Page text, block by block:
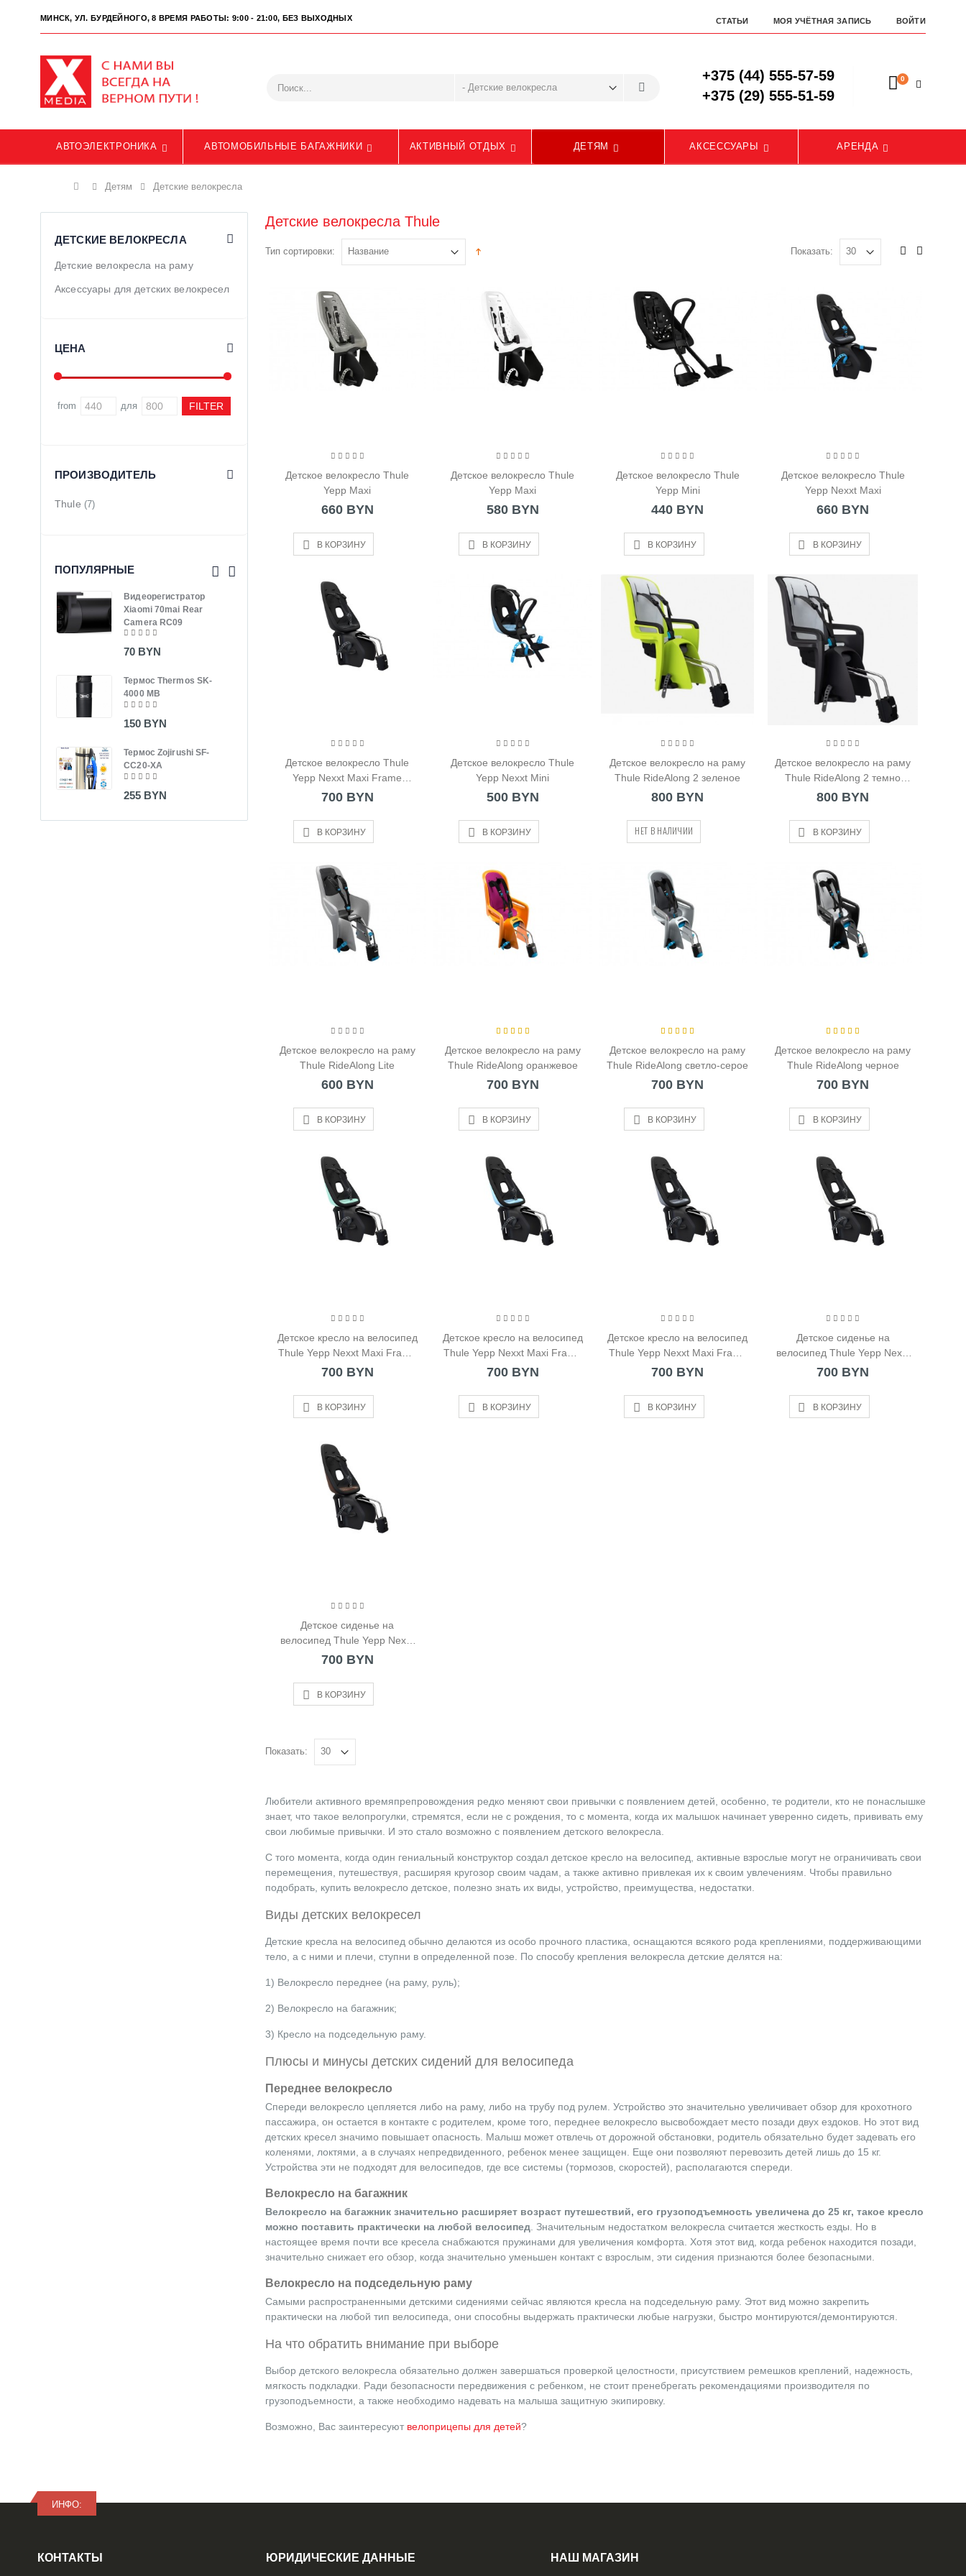
МИНСК, УЛ. БУРДЕЙНОГО, 8 ВРЕМЯ РАБОТЫ: 9:00 - 21:00, БЕЗ ВЫХОДНЫХ СТАТЬИ МОЯ УЧЁТНАЯ ЗАПИСЬ ВОЙТИ
+375 (44) 555-57-59
+375 (29) 555-51-59
0
АВТОЭЛЕКТРОНИКА АВТОМОБИЛЬНЫЕ БАГАЖНИКИ АКТИВНЫЙ ОТДЫХ ДЕТЯМ АКСЕССУАРЫ АРЕНДА
Главная
Детям Детские велокресла
Детские велокресла Thule
Тип сортировки: Показать:
Детское велокресло Thule
Yepp Maxi
660 BYN
В КОРЗИНУ
Детское велокресло Thule
Yepp Maxi
580 BYN
В КОРЗИНУ
Детское велокресло Thule
Yepp Mini
440 BYN
В КОРЗИНУ
Детское велокресло Thule
Yepp Nexxt Maxi
660 BYN
В КОРЗИНУ
Детское велокресло Thule
Yepp Nexxt Maxi Frame
Mounted чёрное
700 BYN
В КОРЗИНУ
Детское велокресло Thule
Yepp Nexxt Mini
500 BYN
В КОРЗИНУ
Детское велокресло на раму
Thule RideAlong 2 зеленое
800 BYN
НЕТ В НАЛИЧИИ
Детское велокресло на раму
Thule RideAlong 2 темно
серое
800 BYN
В КОРЗИНУ
Детское велокресло на раму
Thule RideAlong Lite
600 BYN
В КОРЗИНУ
Детское велокресло на раму
Thule RideAlong оранжевое
700 BYN
В КОРЗИНУ
Детское велокресло на раму
Thule RideAlong светло-серое
700 BYN
В КОРЗИНУ
Детское велокресло на раму
Thule RideAlong черное
700 BYN
В КОРЗИНУ
Детское кресло на велосипед
Thule Yepp Nexxt Maxi Frame
Mounted бирюзовое
700 BYN
В КОРЗИНУ
Детское кресло на велосипед
Thule Yepp Nexxt Maxi Frame
Mounted голубое
700 BYN
В КОРЗИНУ
Детское кресло на велосипед
Thule Yepp Nexxt Maxi Frame
Mounted серое
700 BYN
В КОРЗИНУ
Детское сиденье на
велосипед Thule Yepp Nexxt
Maxi Frame Mounted белое
700 BYN
В КОРЗИНУ
Детское сиденье на
велосипед Thule Yepp Nexxt
Maxi Frame Mounted
700 BYN
В КОРЗИНУ
Показать:
Любители активного времяпрепровождения редко меняют свои привычки с появлением детей, особенно, те родители, кто не понаслышке
знает, что такое велопрогулки, стремятся, если не с рождения, то с момента, когда их малышок начинает уверенно сидеть, прививать ему
свои любимые привычки. И это стало возможно с появлением детского велокресла.
С того момента, когда один гениальный конструктор создал детское кресло на велосипед, активные взрослые могут не ограничивать свои
перемещения, путешествуя, расширяя кругозор своим чадам, а также активно привлекая их к своим увлечениям. Чтобы правильно
подобрать, купить велокресло детское, полезно знать их виды, устройство, преимущества, недостатки.
Виды детских велокресел
Детские кресла на велосипед обычно делаются из особо прочного пластика, оснащаются всякого рода креплениями, поддерживающими
тело, а с ними и плечи, ступни в определенной позе. По способу крепления велокресла детские делятся на:
1) Велокресло переднее (на раму, руль);
2) Велокресло на багажник;
3) Кресло на подседельную раму.
Плюсы и минусы детских сидений для велосипеда
Переднее велокресло
Спереди велокресло цепляется либо на раму, либо на трубу под рулем. Устройство это значительно увеличивает обзор для крохотного
пассажира, он остается в контакте с родителем, кроме того, переднее велокресло высвобождает место позади двух ездоков. Но этот вид
детских кресел значимо повышает опасность. Малыш может отвлечь от дорожной обстановки, родитель обязательно будет задевать его
коленями, локтями, а в случаях непредвиденного, ребенок менее защищен. Еще они позволяют перевозить детей лишь до 15 кг.
Устройства эти не подходят для велосипедов, где все системы (тормозов, скоростей), располагаются спереди.
Велокресло на багажник
Велокресло на багажник значительно расширяет возраст путешествий, его грузоподъемность увеличена до 25 кг, такое кресло
можно поставить практически на любой велосипед. Значительным недостатком велокресла считается жесткость езды. Но в
настоящее время почти все кресела снабжаются пружинами для увеличения комфорта. Хотя этот вид, когда ребенок находится позади,
значительно снижает его обзор, когда значительно уменьшен контакт с взрослым, эти сидения признаются более безопасными.
Велокресло на подседельную раму
Самыми распространенными детскими сидениями сейчас являются кресла на подседельную раму. Этот вид можно закрепить
практически на любой тип велосипеда, они способны выдержать практически любые нагрузки, быстро монтируются/демонтируются.
На что обратить внимание при выборе
Выбор детского велокресла обязательно должен завершаться проверкой целостности, присутствием ремешков креплений, надежность,
мягкость подкладки. Ради безопасности передвижения с ребенком, не стоит пренебрегать рекомендациями производителя по
грузоподъемности, а также необходимо надевать на малыша защитную экипировку.
Возможно, Вас заинтересуют велоприцепы для детей?
ДЕТСКИЕ ВЕЛОКРЕСЛА
Детские велокресла на раму
Аксессуары для детских велокресел
ЦЕНА
from для
ПРОИЗВОДИТЕЛЬ
Thule (7)
ПОПУЛЯРНЫЕ
Видеорегистратор
Xiaomi 70mai Rear
Camera RC09
70 BYN
Термос Thermos SK-
4000 MB
150 BYN
Термос Zojirushi SF-
CC20-XA
255 BYN
Термокружка Zojirushi
SM-TA48-PA
165 BYN
Термос Zojirushi SF-
Видеорегистратор Mio
430 BYN
ИНФО:
КОНТАКТЫ ЮРИДИЧЕСКИЕ ДАННЫЕ НАШ МАГАЗИН